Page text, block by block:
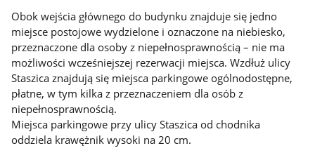
Obok wejścia głównego do budynku znajduje się jedno
miejsce postojowe wydzielone i oznaczone na niebiesko,
przeznaczone dla osoby z niepełnosprawnością – nie ma
możliwości wcześniejszej rezerwacji miejsca. Wzdłuż ulicy
Staszica znajdują się miejsca parkingowe ogólnodostępne,
płatne, w tym kilka z przeznaczeniem dla osób z
niepełnosprawnością.
Miejsca parkingowe przy ulicy Staszica od chodnika
oddziela krawężnik wysoki na 20 cm.